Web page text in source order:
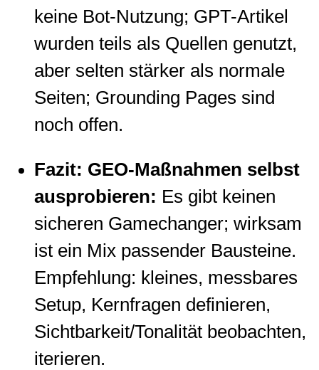
keine Bot-Nutzung; GPT-Artikel
wurden teils als Quellen genutzt,
aber selten stärker als normale
Seiten; Grounding Pages sind
noch offen.
Fazit: GEO-Maßnahmen selbst
ausprobieren: Es gibt keinen
sicheren Gamechanger; wirksam
ist ein Mix passender Bausteine.
Empfehlung: kleines, messbares
Setup, Kernfragen definieren,
Sichtbarkeit/Tonalität beobachten,
iterieren.